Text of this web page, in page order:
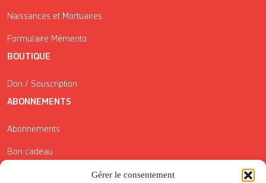
Gérer le consentement
Naissances et Mortuaires
Formulaire Mémento
BOUTIQUE
Don / Souscription
ABONNEMENTS
Abonnements
Bon cadeau
Conditions générales de vente